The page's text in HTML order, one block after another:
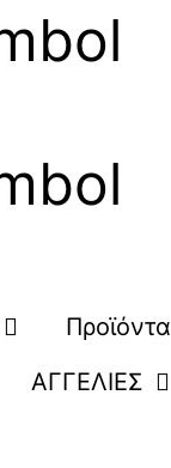
Προϊόντα
ΑΓΓΕΛΙΕΣ